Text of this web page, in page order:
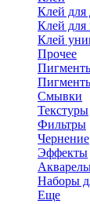
Клей для
Клей для
Клей
Прочее
Смывки
Текстуры
Фильтры
Чернение
Эффекты
Наборы
Еще